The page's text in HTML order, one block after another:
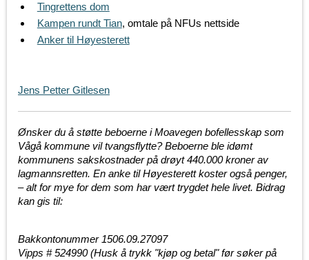
Tingrettens dom
Kampen rundt Tian, omtale på NFUs nettside
Anker til Høyesterett
Jens Petter Gitlesen
Ønsker du å støtte beboerne i Moavegen bofellesskap som
Vågå kommune vil tvangsflytte? Beboerne ble idømt
kommunens sakskostnader på drøyt 440.000 kroner av
lagmannsretten. En anke til Høyesterett koster også penger,
– alt for mye for dem som har vært trygdet hele livet. Bidrag
kan gis til:
Bakkontonummer 1506.09.27097
Vipps # 524990(Husk å trykk "kjøp og betal" før søker på